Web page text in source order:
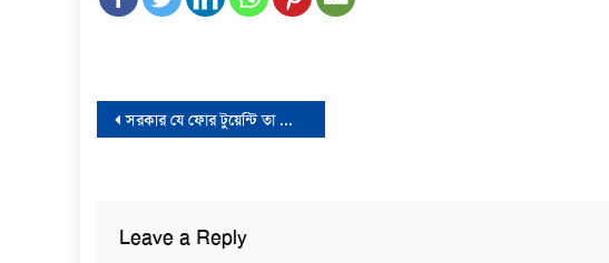
Post
সরকার যে ফোর টুয়েন্টি তা দেশের মানুষ ও পশ্চিমারা জানে: মান্না
Leave a Reply